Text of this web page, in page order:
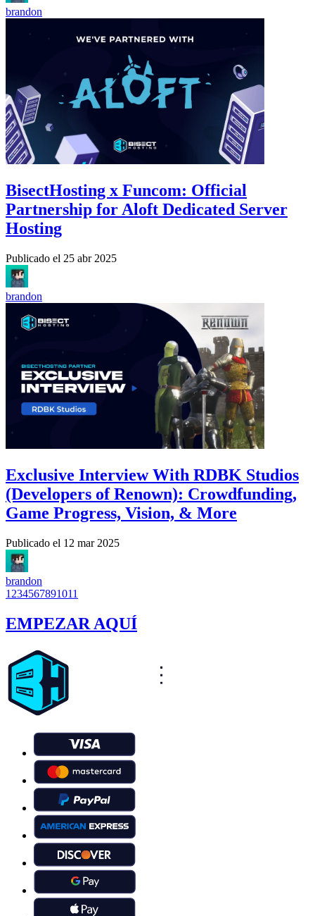
brandon
BisectHosting x Funcom: Official
Partnership for Aloft Dedicated Server
Hosting
Publicado el 25 abr 2025
brandon
Exclusive Interview With RDBK Studios
(Developers of Renown): Crowdfunding,
Game Progress, Vision, & More
Publicado el 12 mar 2025
brandon
1 234567891011
EMPEZAR AQUÍ